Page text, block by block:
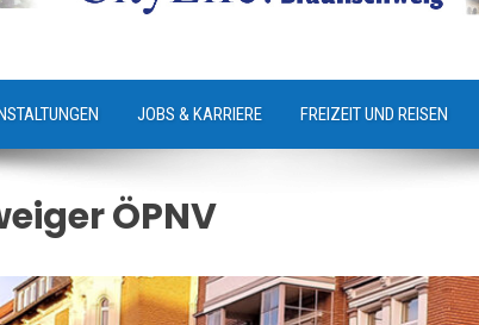
JOBS & KARRIERE FREIZEIT UND REISEN
ÖPNV